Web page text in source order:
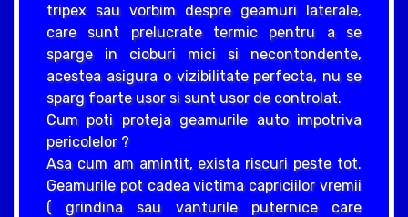
tripex sau vorbim despre geamuri laterale,
care sunt prelucrate termic pentru a se
sparge in cioburi mici si necontondente,
acestea asigura o vizibilitate perfecta, nu se
sparg foarte usor si sunt usor de controlat.
Cum poti proteja geamurile auto impotriva
pericolelor ?
Asa cum am amintit, exista riscuri peste tot.
Geamurile pot cadea victima capriciilor vremii
( grindina sau vanturile puternice care